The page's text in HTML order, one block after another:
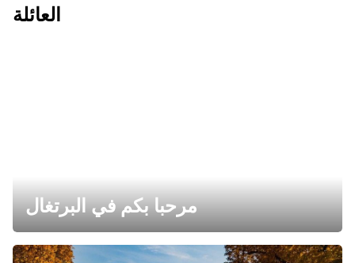
العائلة
مرحبا بكم في البرتغال